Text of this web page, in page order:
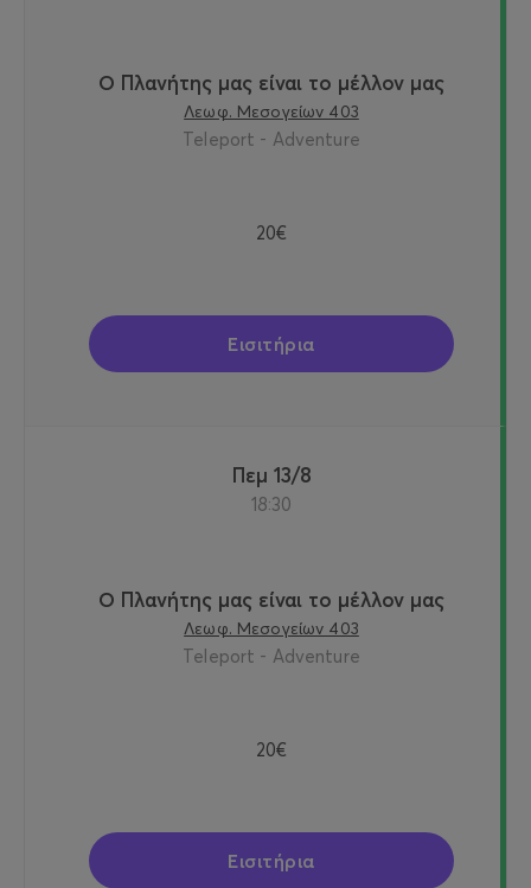
Ο Πλανήτης μας είναι το μέλλον μας
Λεωφ. Μεσογείων 403
Teleport - Adventure
20€
Εισιτήρια
Πεμ 13/8
18:30
Ο Πλανήτης μας είναι το μέλλον μας
Λεωφ. Μεσογείων 403
Teleport - Adventure
20€
Εισιτήρια